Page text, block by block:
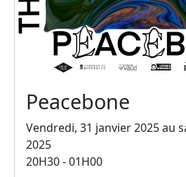
Peacebone
Vendredi, 31 janvier 2025 au
2025
20H30 - 01H00